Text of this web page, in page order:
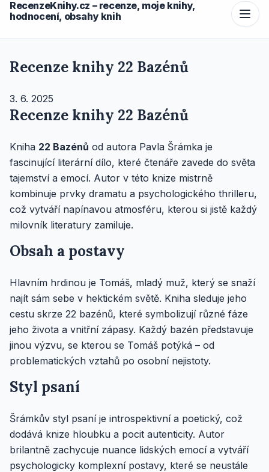
RecenzeKnihy.cz – recenze, moje knihy,
hodnocení, obsahy knih
Recenze knihy 22 Bazénů
3. 6. 2025
Recenze knihy 22 Bazénů
Kniha 22 Bazénů od autora Pavla Šrámka je
fascinující literární dílo, které čtenáře zavede do světa
tajemství a emocí. Autor v této knize mistrně
kombinuje prvky dramatu a psychologického thrilleru,
což vytváří napínavou atmosféru, kterou si jistě každý
milovník literatury zamiluje.
Obsah a postavy
Hlavním hrdinou je Tomáš, mladý muž, který se snaží
najít sám sebe v hektickém světě. Kniha sleduje jeho
cestu skrze 22 bazénů, které symbolizují různé fáze
jeho života a vnitřní zápasy. Každý bazén představuje
jinou výzvu, se kterou se Tomáš potýká – od
problematických vztahů po osobní nejistoty.
Styl psaní
Šrámkův styl psaní je introspektivní a poetický, což
dodává knize hloubku a pocit autenticity. Autor
brilantně zachycuje nuance lidských emocí a vytváří
psychologicky komplexní postavy, které se neustále